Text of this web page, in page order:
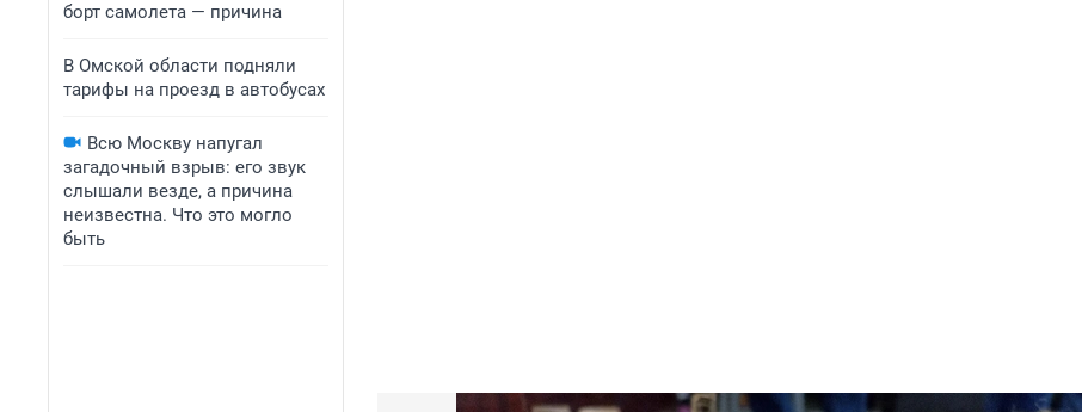
борт самолета — причина
В Омской области подняли
тарифы на проезд в автобусах
Всю Москву напугал
загадочный взрыв: его звук
слышали везде, а причина
неизвестна. Что это могло
быть